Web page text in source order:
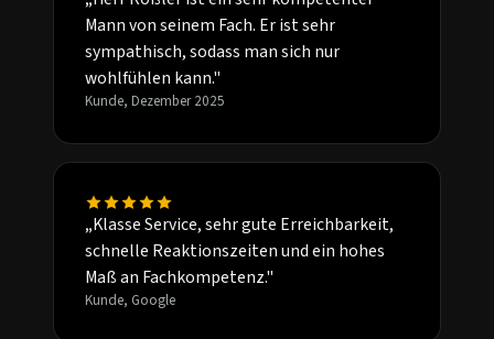
Mann von seinem Fach. Er ist sehr
sympathisch, sodass man sich nur
wohlfühlen kann."
Kunde, Dezember 2025
„Klasse Service, sehr gute Erreichbarkeit,
schnelle Reaktionszeiten und ein hohes
Maß an Fachkompetenz."
Kunde, Google